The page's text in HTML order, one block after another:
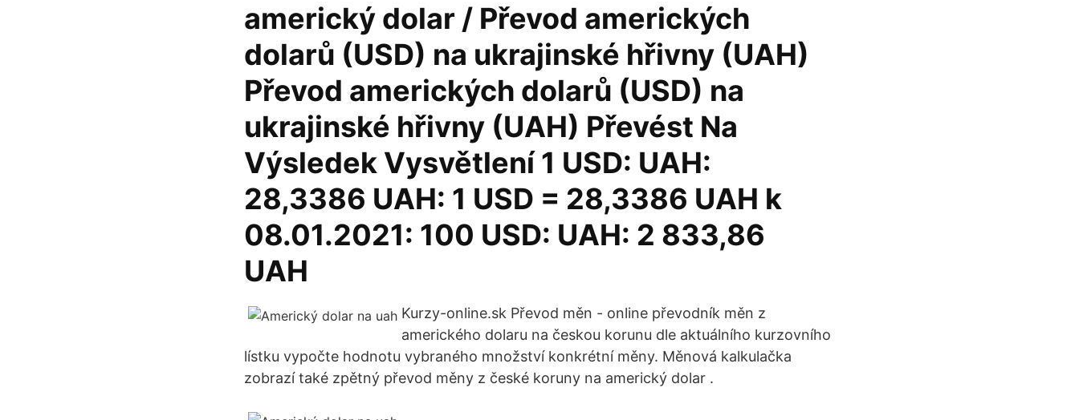
americký dolar / Převod amerických
dolarů (USD) na ukrajinské hřivny (UAH)
Převod amerických dolarů (USD) na
ukrajinské hřivny (UAH) Převést Na
Výsledek Vysvětlení 1 USD: UAH:
28,3386 UAH: 1 USD = 28,3386 UAH k
08.01.2021: 100 USD: UAH: 2 833,86
UAH
Kurzy-online.sk Převod měn - online převodník měn z
amerického dolaru na českou korunu dle aktuálního kurzovního
lístku vypočte hodnotu vybraného množství konkrétní měny. Měnová kalkulačka
zobrazí také zpětný převod měny z české koruny na americký dolar .